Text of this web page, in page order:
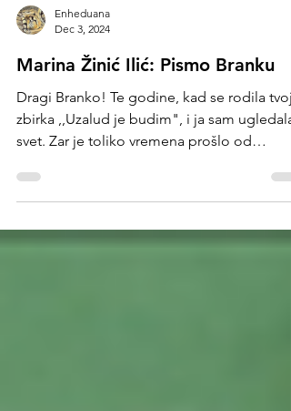
Dec 3, 2024
Marina Žinić Ilić: Pismo Branku
Dragi Branko! Te godine, kad se rodila tvoja
zbirka ,,Uzalud je budim", i ja sam ugledala
svet. Zar je toliko vremena prošlo od